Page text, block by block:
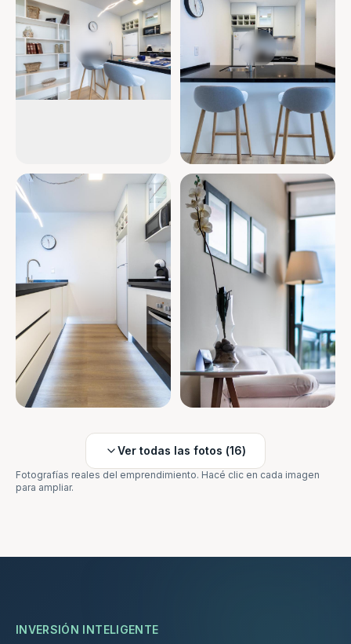
Ver todas las fotos (16)
Fotografías reales del emprendimiento. Hacé clic en cada imagen
para ampliar.
INVERSIÓN INTELIGENTE